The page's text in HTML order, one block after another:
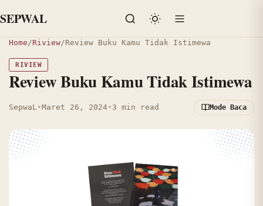
SEPWAL
Home/Riview/Review Buku Kamu Tidak Istimewa
RIVIEW
Review Buku Kamu Tidak Istimewa
SepwaL•Maret 26, 2024• 3 min read Mode Baca